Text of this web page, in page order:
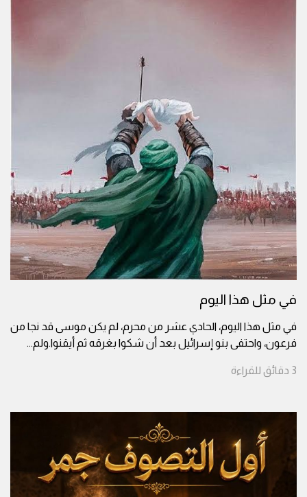
في مثل هذا اليوم
في مثل هذا اليوم، الحادي عشر من محرم، لم يكن موسى قد نجا من
فرعون، واحتفى بنو إسرائيل بعد أن شكوا بغرقه ثم أيقنوا.ولم...
3 دقائق للقراءة